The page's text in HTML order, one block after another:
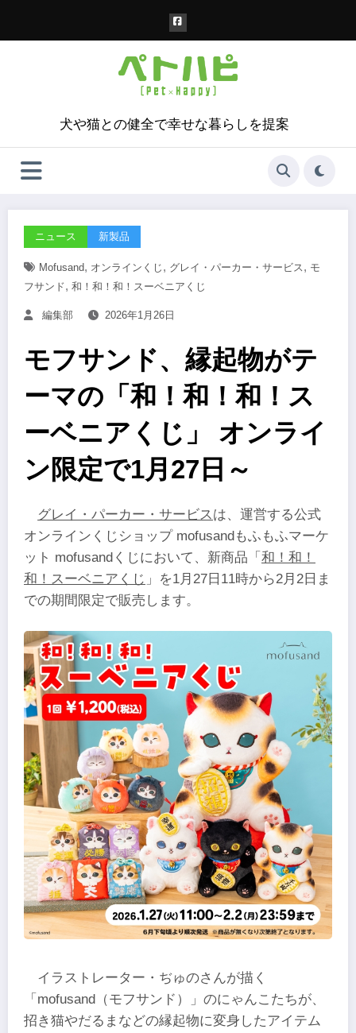
犬や猫との健全で幸せな暮らしを提案
ニュース 新製品
Mofusand, オンラインくじ , グレイ・パーカー・サービス, モ
フサンド, 和！和！和！スーベニアくじ
編集部 2026年1月26日
モフサンド、縁起物がテ
ーマの「和！和！和！ス
ーベニアくじ」 オンライ
ン限定で1月27日～
グレイ・パーカー・サービスは、運営する公式
オンラインくじショップ mofusandもふもふマーケ
ット mofusandくじにおいて、新商品「 和！和！
和！スーベニアくじ 」を1月27日11時から2月2日ま
での期間限定で販売します。
イラストレーター・ぢゅのさんが描く
「mofusand（モフサンド）」のにゃんこたちが、
招き猫やだるまなどの縁起物に変身したアイテム